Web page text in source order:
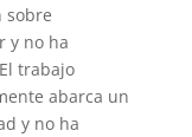
sobre
y no ha
trabajo
abarca un
y no ha